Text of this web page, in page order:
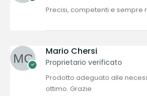
Precisi, competenti e sempre
Mario Chersi
Proprietario verificato
Prodotto adeguato alle
ottimo. Grazie